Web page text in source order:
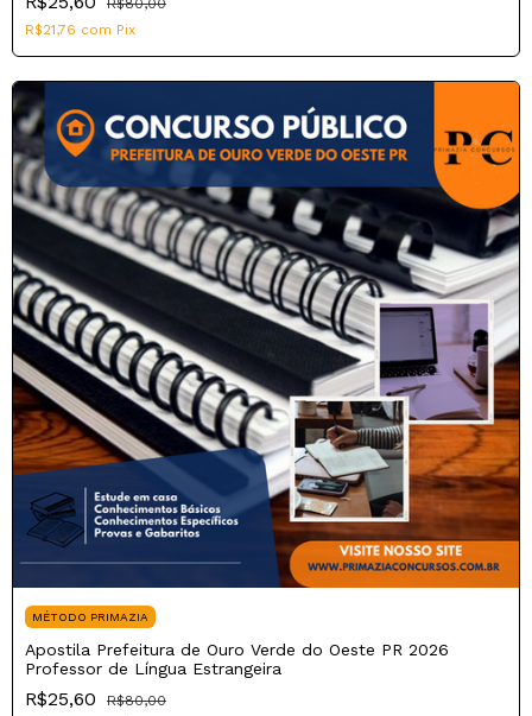
R$21,76 com Pix
MÉTODO PRIMAZIA
Apostila Prefeitura de Ouro Verde do Oeste PR 2026
Professor de Língua Estrangeira
R$25,60
R$80,00